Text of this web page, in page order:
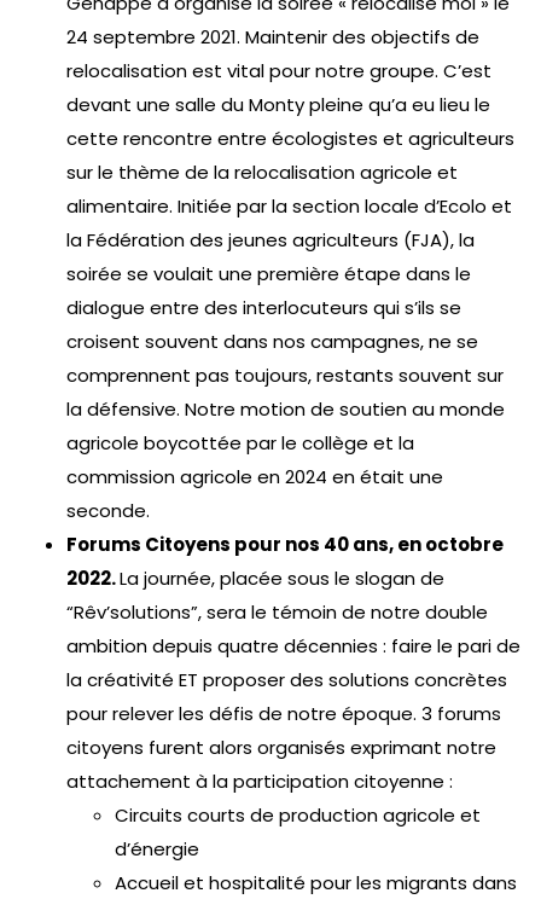
24 septembre 2021. Maintenir des objectifs de
relocalisation est vital pour notre groupe. C’est
devant une salle du Monty pleine qu’a eu lieu le
cette rencontre entre écologistes et agriculteurs
sur le thème de la relocalisation agricole et
alimentaire. Initiée par la section locale d’Ecolo et
la Fédération des jeunes agriculteurs (FJA), la
soirée se voulait une première étape dans le
dialogue entre des interlocuteurs qui s’ils se
croisent souvent dans nos campagnes, ne se
comprennent pas toujours, restants souvent sur
la défensive. Notre motion de soutien au monde
agricole boycottée par le collège et la
commission agricole en 2024 en était une
seconde.
Forums Citoyens pour nos 40 ans, en octobre
2022.La journée, placée sous le slogan de
“Rêv’solutions”, sera le témoin de notre double
ambition depuis quatre décennies : faire le pari de
la créativité ET proposer des solutions concrètes
pour relever les défis de notre époque. 3 forums
citoyens furent alors organisés exprimant notre
attachement à la participation citoyenne :
Circuits courts de production agricole et
d’énergie
Accueil et hospitalité pour les migrants dans